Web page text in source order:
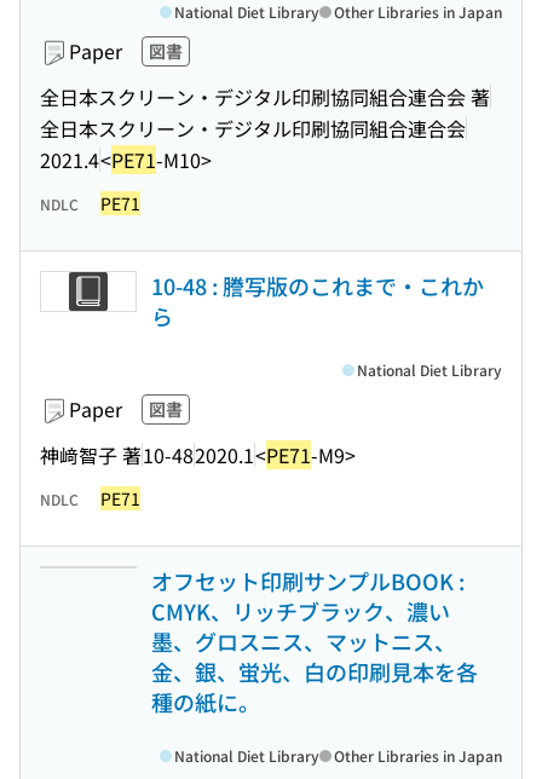
Paper 図書
全日本スクリーン・デジタル印刷協同組合連合会 著
全日本スクリーン・デジタル印刷協同組合連合会
2021.4<PE71-M10>
National Diet Library Other Libraries in Japan
NDLC PE71
10-48 : 謄写版のこれまで・これか
ら
Paper 図書
神﨑智子 著10-482020.1<PE71-M9>
National Diet Library
NDLC PE71
オフセット印刷サンプルBOOK :
CMYK、リッチブラック、濃い
墨、グロスニス、マットニス、
金、銀、蛍光、白の印刷見本を各
種の紙に。
National Diet Library Other Libraries in Japan